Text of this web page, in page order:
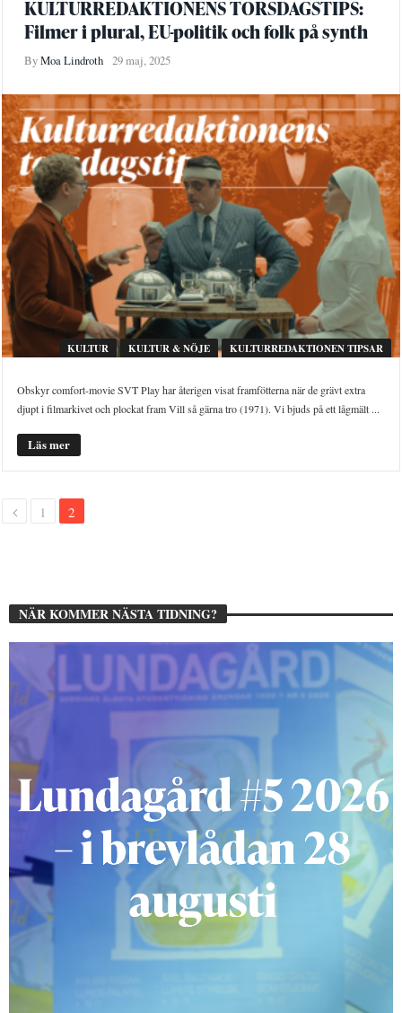
KULTURREDAKTIONENS TORSDAGSTIPS:
Filmer i plural, EU-politik och folk på synth
ByMoa Lindroth 29 maj, 2025
KULTUR KULTUR & NÖJE KULTURREDAKTIONEN TIPSAR
Obskyr comfort-movie SVT Play har återigen visat framfötterna när de grävt extra
djupt i filmarkivet och plockat fram Vill så gärna tro (1971). Vi bjuds på ett lågmält ...
Läs mer
1 2
NÄR KOMMER NÄSTA TIDNING?